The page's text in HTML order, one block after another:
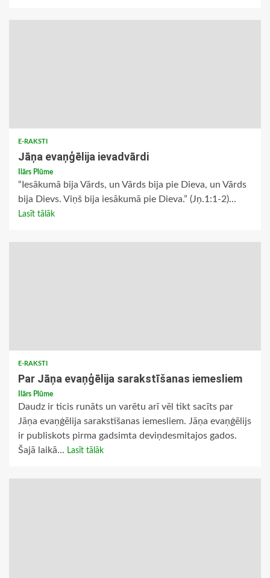
E-RAKSTI
Jāņa evaņģēlija ievadvārdi
Ilārs Plūme
“Iesākumā bija Vārds, un Vārds bija pie Dieva, un Vārds
bija Dievs. Viņš bija iesākumā pie Dieva.” (Jņ.1:1-2)...
Lasīt tālāk
E-RAKSTI
Par Jāņa evaņģēlija sarakstīšanas iemesliem
Ilārs Plūme
Daudz ir ticis runāts un varētu arī vēl tikt sacīts par
Jāņa evaņģēlija sarakstīšanas iemesliem. Jāņa evaņģēlijs
ir publiskots pirma gadsimta deviņdesmitajos gados.
Šajā laikā... Lasīt tālāk